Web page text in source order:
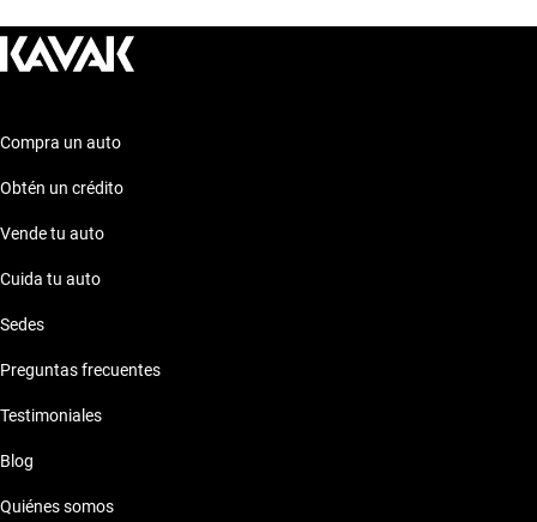
más sobre estos modelos en nuestra sección de preguntas
frecuentes sobre autos similares!
Compra un auto
Obtén un crédito
Vende tu auto
Cuida tu auto
Sedes
Preguntas frecuentes
Testimoniales
Blog
Quiénes somos